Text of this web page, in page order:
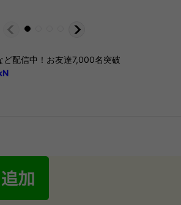
ど配信中！お友達7,000名突破